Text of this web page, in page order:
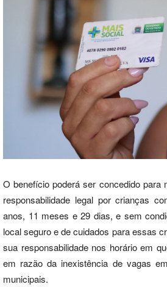
O benefício poderá ser concedido para
responsabilidade legal por crianças
anos, 11 meses e 29 dias, e sem
local seguro e de cuidados para essas
sua responsabilidade nos horário em
em razão da inexistência de vagas
municipais.